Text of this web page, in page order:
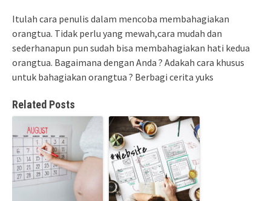
Itulah cara penulis dalam mencoba membahagiakan
orangtua. Tidak perlu yang mewah,cara mudah dan
sederhanapun pun sudah bisa membahagiakan hati kedua
orangtua. Bagaimana dengan Anda ? Adakah cara khusus
untuk bahagiakan orangtua ? Berbagi cerita yuks
Related Posts